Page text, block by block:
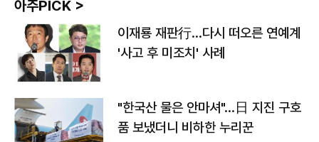
아주PICK >
이재룡 재판行…다시 떠오른 연예계
'사고 후 미조치' 사례
"한국산 물은 안마셔"…日 지진 구호
품 보냈더니 비하한 누리꾼